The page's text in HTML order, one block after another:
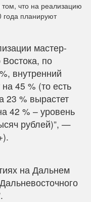
том, что на реализацию
планируют
мастер-
по
внутренний
45 % (то есть
23 % вырастет
42 % – уровень
рублей)”, —
на Дальнем